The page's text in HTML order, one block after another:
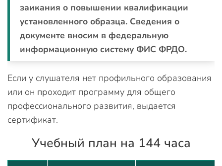
заикания о повышении квалификации
установленного образца. Сведения о
документе вносим в федеральную
информационную систему ФИС ФРДО.
Если у слушателя нет профильного образования
или он проходит программу для общего
профессионального развития, выдается
сертификат.
Учебный план на 144 часа